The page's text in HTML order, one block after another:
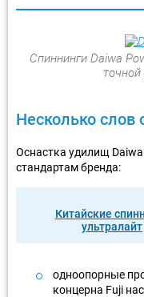
Спиннинги Daiwa
Несколько слов
Оснастка удилищ
стандартам бренда:
Китайские
ультралайт
одноопорные
концерна Fuji